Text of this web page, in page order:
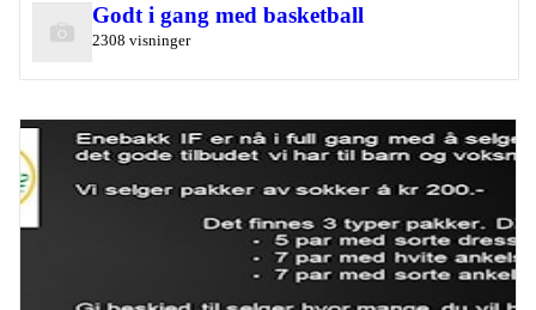
Godt i gang med basketball
2308 visninger